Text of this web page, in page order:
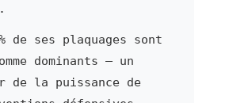
de ses plaquages sont
dominants — un
de la puissance de